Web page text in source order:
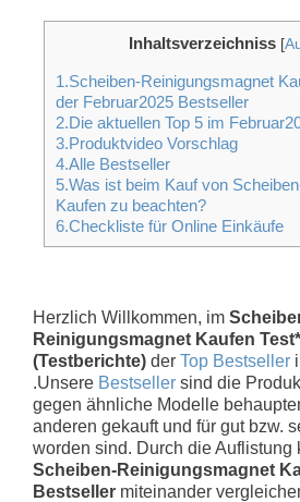
Inhaltsverzeichniss [
1.Scheiben-Reinigungsmagnet
der Februar2025 Bestseller
2.Die aktuellen Top 5 im
3.Produktvideo Vorschlag
4.Alle Bestseller
5.Was ist beim Kauf von
Kaufen zu beachten?
6.Checkliste für Online Einkäufe
Herzlich Willkommen, im
Reinigungsmagnet Kaufen
(Testberichte) der Top Bestseller
.Unsere Bestseller sind die
gegen ähnliche Modelle
anderen gekauft und für gut bzw.
worden sind. Durch die Auflistung
Scheiben-Reinigungsmagnet
Bestseller miteinander